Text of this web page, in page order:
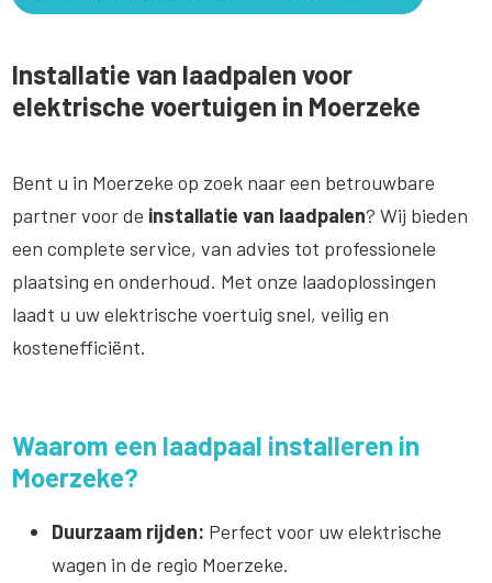
Installatie van laadpalen voor
elektrische voertuigen in Moerzeke
Bent u in Moerzeke op zoek naar een betrouwbare
partner voor de installatie van laadpalen? Wij bieden
een complete service, van advies tot professionele
plaatsing en onderhoud. Met onze laadoplossingen
laadt u uw elektrische voertuig snel, veilig en
kostenefficiënt.
Waarom een laadpaal installeren in
Moerzeke?
Duurzaam rijden: Perfect voor uw elektrische
wagen in de regio Moerzeke.